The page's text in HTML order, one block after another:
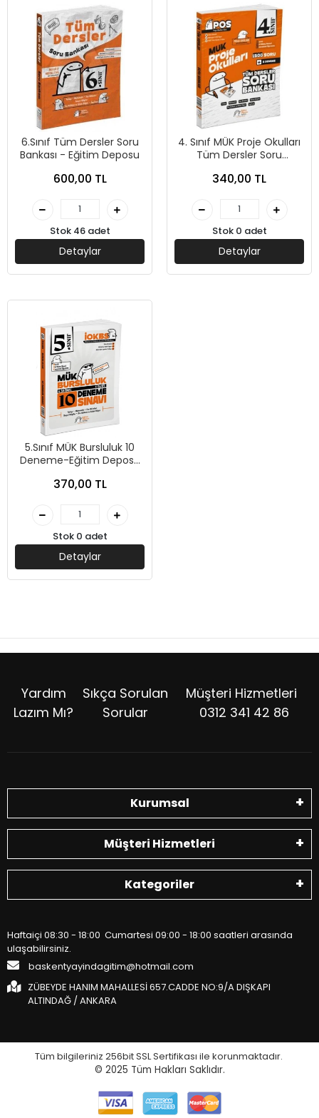
6.Sınıf Tüm Dersler Soru
Bankası - Eğitim Deposu
600,00 TL
Stok 46 adet
Detaylar
4. Sınıf MÜK Proje Okulları
Tüm Dersler Soru
Deposu
340,00 TL
Stok 0 adet
Detaylar
5.Sınıf MÜK Bursluluk 10
Deneme-Eğitim Deposu
370,00 TL
Stok 0 adet
Detaylar
Yardım
Lazım Mı?
Sıkça Sorulan
Sorular
Müşteri Hizmetleri
0312 341 42 86
Kurumsal
Müşteri Hizmetleri
Kategoriler
Haftaiçi 08:30 - 18:00 Cumartesi 09:00 - 18:00 saatleri arasında
ulaşabilirsiniz.
baskentyayindagitim@hotmail.com
ZÜBEYDE HANIM MAHALLESİ 657.CADDE NO:9/A DIŞKAPI
ALTINDAĞ / ANKARA
Tüm bilgileriniz 256bit SSL Sertifikası ile korunmaktadır.
© 2025 Tüm Hakları Saklıdır.